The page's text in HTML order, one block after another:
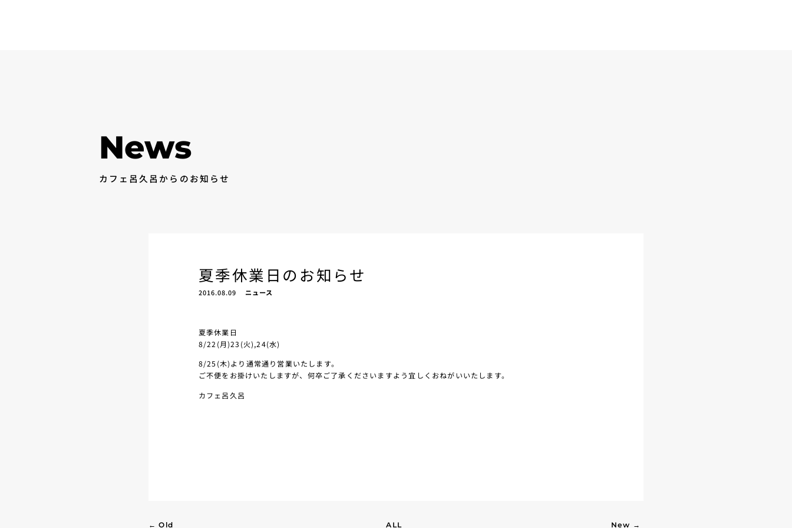
News
カフェ呂久呂からのお知らせ
夏季休業日のお知らせ
2016.08.09 ニュース
夏季休業日
8/22(月)23(火),24(水)
8/25(木)より通常通り営業いたします。
ご不便をお掛けいたしますが、何卒ご了承くださいますよう宜しくおねがいいたします。
カフェ呂久呂
← Old ALL New →